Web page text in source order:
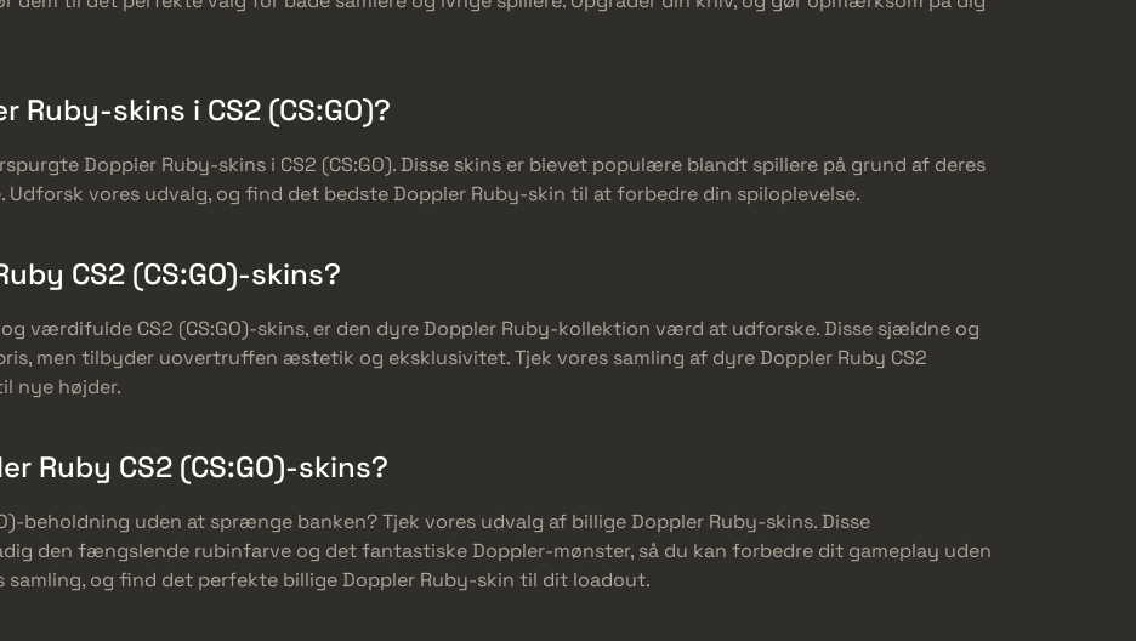
Ruby-skins i CS2 (CS:GO)?
Doppler Ruby-skins i CS2 (CS:GO). Disse skins er blevet populære blandt spillere på grund af deres
vores udvalg, og find det bedste Doppler Ruby-skin til at forbedre din spiloplevelse.
CS2 (CS:GO)-skins?
værdifulde CS2 (CS:GO)-skins, er den dyre Doppler Ruby-kollektion værd at udforske. Disse sjældne og
men tilbyder uovertruffen æstetik og eksklusivitet. Tjek vores samling af dyre Doppler Ruby CS2
nye højder.
Ruby CS2 (CS:GO)-skins?
beholdning uden at sprænge banken? Tjek vores udvalg af billige Doppler Ruby-skins. Disse
den fængslende rubinfarve og det fantastiske Doppler-mønster, så du kan forbedre dit gameplay uden
samling, og find det perfekte billige Doppler Ruby-skin til dit loadout.